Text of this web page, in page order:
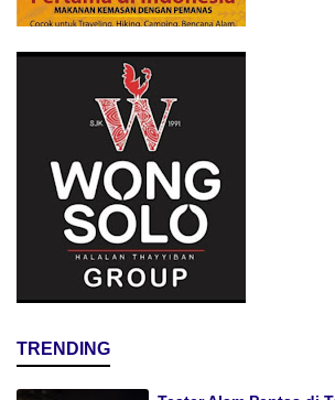
TRENDING